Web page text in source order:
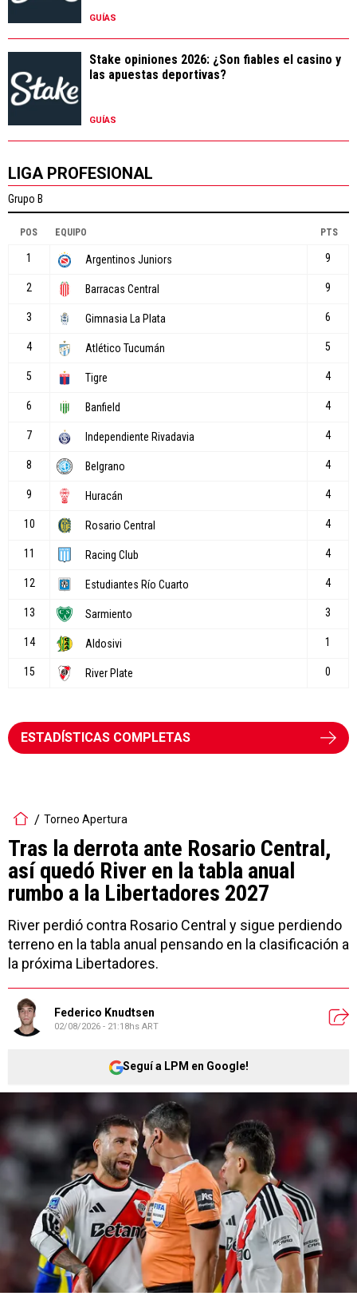
GUÍAS
Stake opiniones 2026: ¿Son fiables el casino y
las apuestas deportivas?
GUÍAS
LIGA PROFESIONAL
ESTADÍSTICAS COMPLETAS
Torneo Apertura
Tras la derrota ante Rosario Central,
así quedó River en la tabla anual
rumbo a la Libertadores 2027
River perdió contra Rosario Central y sigue perdiendo
terreno en la tabla anual pensando en la clasificación a
la próxima Libertadores.
Federico Knudtsen
02/08/2026 - 21:18hs ART
Seguí a LPM en Google!